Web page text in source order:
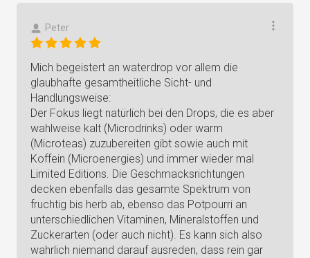
Peter
Mich begeistert an waterdrop vor allem die
glaubhafte gesamtheitliche Sicht- und
Handlungsweise:
Der Fokus liegt natürlich bei den Drops, die es aber
wahlweise kalt (Microdrinks) oder warm
(Microteas) zuzubereiten gibt sowie auch mit
Koffein (Microenergies) und immer wieder mal
Limited Editions. Die Geschmacksrichtungen
decken ebenfalls das gesamte Spektrum von
fruchtig bis herb ab, ebenso das Potpourri an
unterschiedlichen Vitaminen, Mineralstoffen und
Zuckerarten (oder auch nicht). Es kann sich also
wahrlich niemand darauf ausreden, dass rein gar